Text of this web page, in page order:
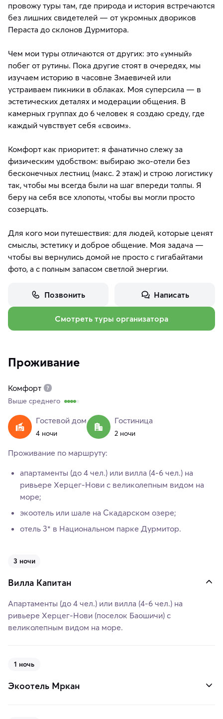
провожу туры там, где природа и история встречаются
без лишних свидетелей — от укромных двориков
Пераста до склонов Дурмитора.
Чем мои туры отличаются от других: это «умный»
побег от рутины. Пока другие стоят в очередях, мы
изучаем историю в часовне Змаевичей или
устраиваем пикники в облаках. Моя суперсила — в
эстетических деталях и модерации общения. В
камерных группах до 6 человек я создаю среду, где
каждый чувствует себя «своим».
Комфорт как приоритет: я фанатично слежу за
физическим удобством: выбираю эко-отели без
бесконечных лестниц (макс. 2 этаж) и строю логистику
так, чтобы мы всегда были на шаг впереди толпы. Я
беру на себя все хлопоты, чтобы вы могли просто
созерцать.
Для кого мои путешествия: для людей, которые ценят
смыслы, эстетику и доброе общение. Моя задача —
чтобы вы вернулись домой не просто с гигабайтами
фото, а с полным запасом светлой энергии.
Позвонить Написать
Смотреть туры организатора
Проживание
Комфорт
Выше среднего
Гостевой дом
4 ночи
Гостиница
2 ночи
Проживание по маршруту:
апартаменты (до 4 чел.) или вилла (4-6 чел.) на
ривьере Херцег-Нови с великолепным видом на
море;
экоотель или шале на Скадарском озере;
отель 3* в Национальном парке Дурмитор.
3 ночи
Вилла Капитан
Апартаменты (до 4 чел.) или вилла (4-6 чел.) на
ривьере Херцег-Нови (поселок Баошичи) с
великолепным видом на море.
1 ночь
Экоотель Мркан